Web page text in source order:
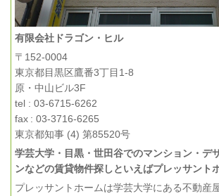
有限会社ドラゴン・ヒル
〒152-0004
東京都目黒区鷹番3丁目1-8
原・中山ビル3F
tel : 03-6715-6262
fax : 03-3716-6265
東京都知事 (4) 第85520号
学芸大学・目黒・世田谷でのマンション・デ
ンなどの賃貸物件探しといえばプレッサント
プレッサントホームは学芸大学にある不動産